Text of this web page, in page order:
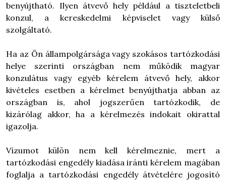
benyújtható. Ilyen átvevő hely például a tiszteletbeli
konzul, a kereskedelmi képviselet vagy külső
szolgáltató.
Ha az Ön állampolgársága vagy szokásos tartózkodási
helye szerinti országban nem működik magyar
konzulátus vagy egyéb kérelem átvevő hely, akkor
kivételes esetben a kérelmet benyújthatja abban az
országban is, ahol jogszerűen tartózkodik, de
kizárólag akkor, ha a kérelmezés indokait okirattal
igazolja.
Vízumot külön nem kell kérelmeznie, mert a
tartózkodási engedély kiadása iránti kérelem magában
foglalja a tartózkodási engedély átvételére jogosító